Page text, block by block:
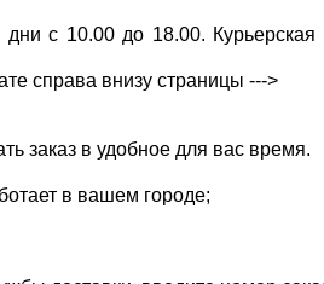
с 10.00 до 18.00. Курьерская
справа внизу страницы --->
заказ в удобное для вас время.
в вашем городе;